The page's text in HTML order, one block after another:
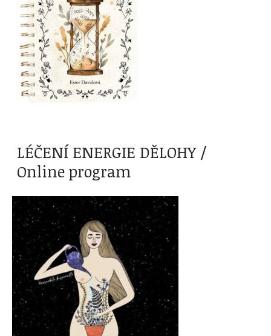
LÉČENÍ ENERGIE DĚLOHY /
Online program